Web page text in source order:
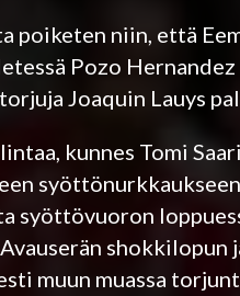
poiketen niin, että
Pozo
Joaquin Lauys
kunnes Tomi
syöttövuoron
muun muassa